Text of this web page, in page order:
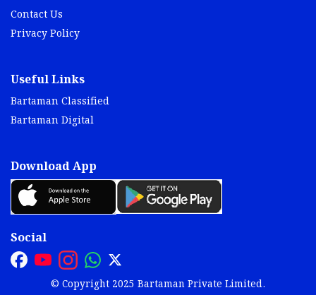
Contact Us
Privacy Policy
Useful Links
Bartaman Classified
Bartaman Digital
Download App
Social
© Copyright 2025 Bartaman Private Limited.